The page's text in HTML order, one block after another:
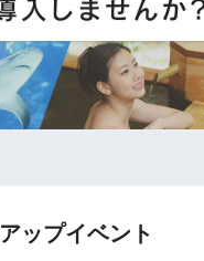
ップイベント